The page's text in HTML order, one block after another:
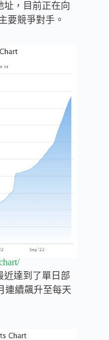
址，目前正在向
要競爭對手。
近達到了單日部
連續飆升至每天